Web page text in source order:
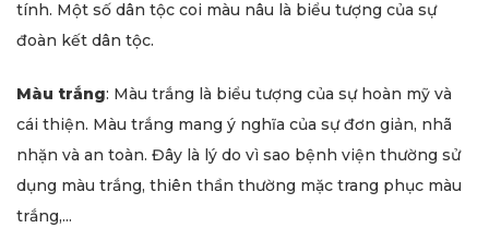
tính. Một số dân tộc coi màu nâu là biểu tượng của sự
đoàn kết dân tộc.
Màu trắng: Màu trắng là biểu tượng của sự hoàn mỹ và
cái thiện. Màu trắng mang ý nghĩa của sự đơn giản, nhã
nhặn và an toàn. Đây là lý do vì sao bệnh viện thường sử
dụng màu trắng, thiên thần thường mặc trang phục màu
trắng,...